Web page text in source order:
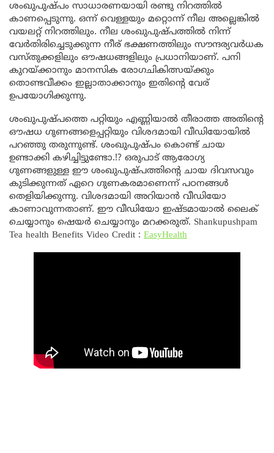
ശംഖുപുഷ്പം സാധാരണയായി രണ്ടു നിറത്തിൽ
കാണപ്പെടുന്നു. ഒന്ന് വെള്ളയും മറ്റൊന്ന് നീല അല്ലെങ്കിൽ
വയലറ്റ് നിറത്തിലും. നീല ശംഖുപുഷ്പത്തില്‍ നിന്ന്
വേര്‍തിരിച്ചെടുക്കുന്ന നീര് ഭക്ഷണത്തിലും സൗന്ദര്യവര്‍ധക
വസ്തുക്കളിലും ഔഷധങ്ങളിലും പ്രധാനിയാണ്. പനി
കുറയ്ക്കാനും മാനസിക രോഗചികിത്സയ്ക്കും
തൊണ്ടവീക്കം ഇല്ലാതാക്കാനും ഇതിന്റെ വേര്
ഉപയോഗിക്കുന്നു.
ശംഖുപുഷ്പത്തെ പറ്റിയും എണ്ണിയാൽ തീരാത്ത അതിന്റെ
ഔഷധ ഗുണങ്ങളെപ്പറ്റിയും വിശദമായി വീഡിയോയിൽ
പറഞ്ഞു തരുന്നുണ്ട്. ശംഖുപുഷ്പം കൊണ്ട് ചായ
ഉണ്ടാക്കി കഴിച്ചിട്ടുണ്ടോ.!? ഒരുപാട് ആരോഗ്യ
ഗുണങ്ങളുള്ള ഈ ശംഖുപുഷ്പത്തിന്റെ ചായ ദിവസവും
കുടിക്കുന്നത് ഏറെ ഗുണകരമാണെന്ന് പഠനങ്ങൾ
തെളിയിക്കുന്നു. വിശദമായി അറിയാൻ വീഡിയോ
കാണാവുന്നതാണ്. ഈ വീഡിയോ ഇഷ്ടമായാൽ ലൈക്‌
ചെയ്യാനും ഷെയർ ചെയ്യാനും മറക്കരുത്. Shankupushpam
Tea health Benefits Video Credit : EasyHealth